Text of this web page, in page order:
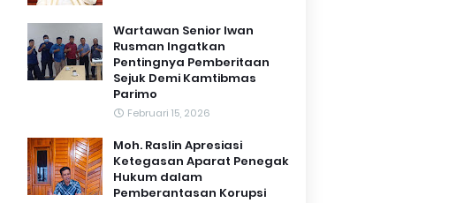
Wartawan Senior Iwan
Rusman Ingatkan
Pentingnya Pemberitaan
Sejuk Demi Kamtibmas
Parimo
Februari 15, 2026
Moh. Raslin Apresiasi
Ketegasan Aparat Penegak
Hukum dalam
Pemberantasan Korupsi